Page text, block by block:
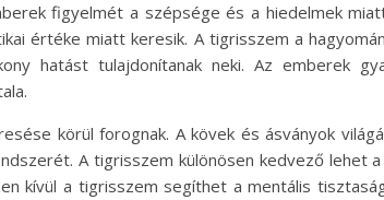
figyelmét a szépsége és a hiedelmek
értéke miatt keresik. A tigrisszem a
hatást tulajdonítanak neki. Az emberek
körül forognak. A kövek és ásványok
A tigrisszem különösen kedvező lehet
kívül a tigrisszem segíthet a mentális